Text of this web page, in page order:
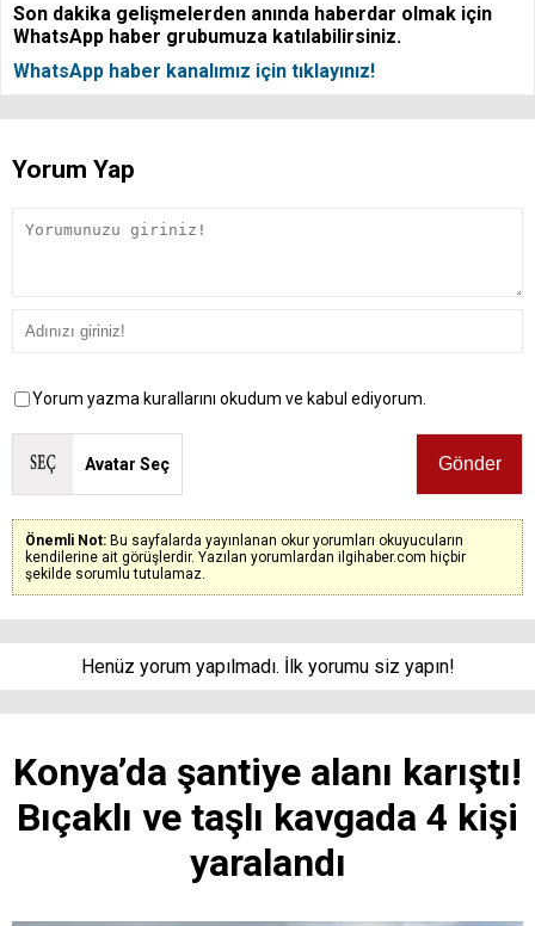
Son dakika gelişmelerden anında haberdar olmak için
WhatsApp haber grubumuza katılabilirsiniz.
WhatsApp haber kanalımız için tıklayınız!
Yorum Yap
Yorum yazma kurallarını okudum ve kabul ediyorum.
Avatar Seç
Önemli Not: Bu sayfalarda yayınlanan okur yorumları okuyucuların
kendilerine ait görüşlerdir. Yazılan yorumlardan ilgihaber.com hiçbir
şekilde sorumlu tutulamaz.
Henüz yorum yapılmadı. İlk yorumu siz yapın!
Konya’da şantiye alanı karıştı!
Bıçaklı ve taşlı kavgada 4 kişi
yaralandı